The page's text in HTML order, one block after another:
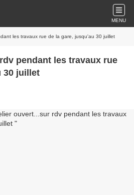
MENU
les travaux rue de la gare, jusqu'au 30 juillet
pendant les travaux rue
30 juillet